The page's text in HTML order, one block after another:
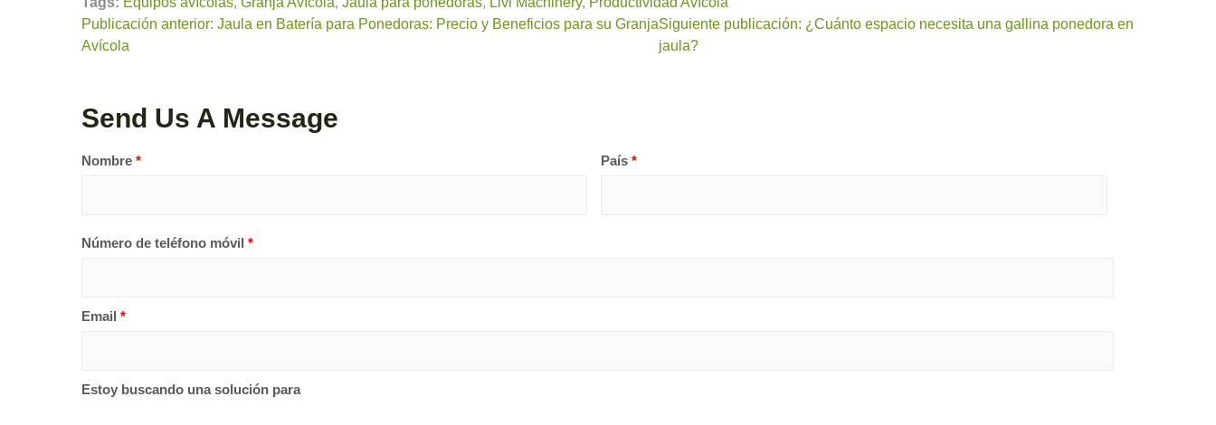
Publicación anterior: Jaula en Batería para Ponedoras: Precio y Beneficios para su Granja
Avícola
Siguiente publicación: ¿Cuánto espacio necesita una gallina ponedora en
jaula?
Send Us A Message
Nombre * País*
Número de teléfono móvil *
Email *
Estoy buscando una solución para